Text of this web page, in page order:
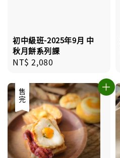
初中級班-2025年9月 中
秋月餅系列課
Regular
NT$ 2,080
售完